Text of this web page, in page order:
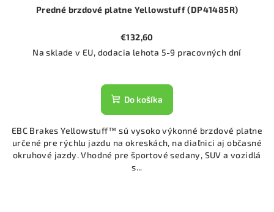
Predné brzdové platne Yellowstuff (DP41485R)
€132,60
Na sklade v EU, dodacia lehota 5-9 pracovných dní
Do košíka
EBC Brakes Yellowstuff™ sú vysoko výkonné brzdové platne
určené pre rýchlu jazdu na okreskách, na diaľnici aj občasné
okruhové jazdy. Vhodné pre športové sedany, SUV a vozidlá
s...